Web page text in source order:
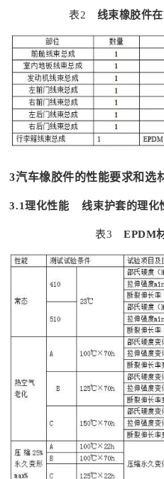
表2 线束橡胶件在
3汽车橡胶件的性能要求和选
3.1理化性能 线束护套的理化
表3EPDM